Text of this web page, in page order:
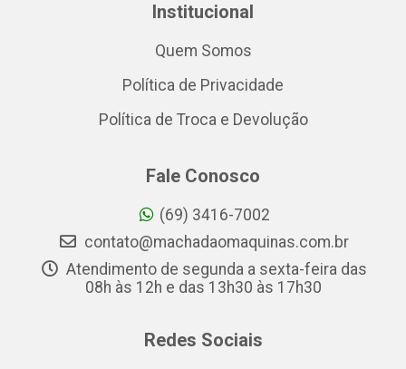
Institucional
Quem Somos
Política de Privacidade
Política de Troca e Devolução
Fale Conosco
(69) 3416-7002
contato@machadaomaquinas.com.br
Atendimento de segunda a sexta-feira das
08h às 12h e das 13h30 às 17h30
Redes Sociais